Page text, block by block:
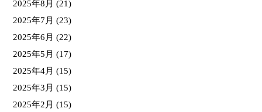
2025年8月 (21)
2025年7月 (23)
2025年6月 (22)
2025年5月 (17)
2025年4月 (15)
2025年3月 (15)
2025年2月 (15)